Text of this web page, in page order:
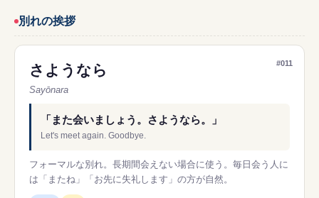
別れの挨拶
#011
さようなら
Sayōnara
「また会いましょう。さようなら。」
Let's meet again. Goodbye.
フォーマルな別れ。長期間会えない場合に使う。毎日会う人に
は「またね」「お先に失礼します」の方が自然。